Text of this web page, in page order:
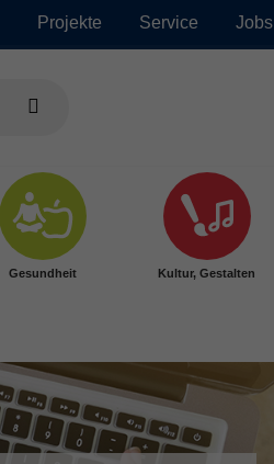
Projekte Service Jobs
Gesundheit Kultur, Gestalten